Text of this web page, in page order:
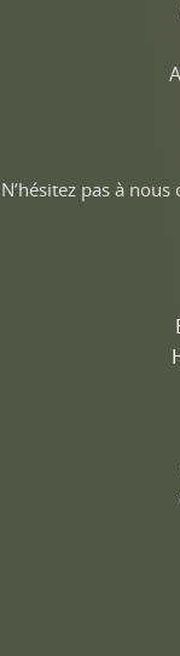
N’hésitez pas à